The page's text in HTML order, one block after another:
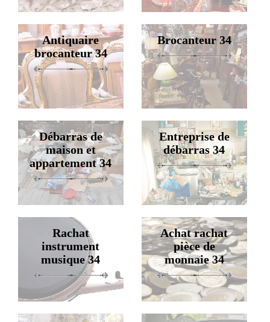
Antiquaire
brocanteur 34
Brocanteur 34
Débarras de
maison et
appartement 34
Entreprise de
débarras 34
Rachat
instrument
musique 34
Achat rachat
pièce de
monnaie 34